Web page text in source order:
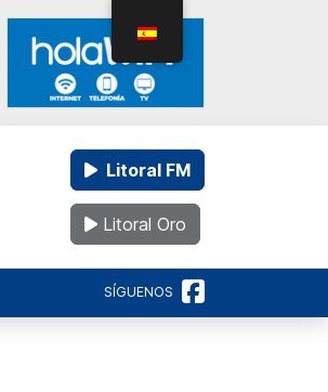
Litoral FM
Litoral Oro
SÍGUENOS